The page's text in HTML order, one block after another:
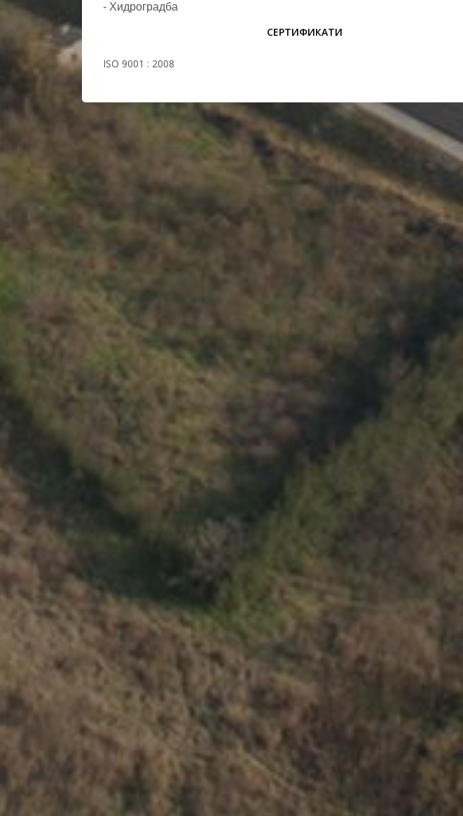
- Хидроградба
СЕРТИФИКАТИ
ISO 9001 : 2008